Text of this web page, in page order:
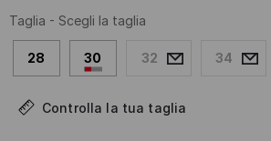
Taglia - Scegli la taglia
28 30 32 34
Controlla la tua taglia